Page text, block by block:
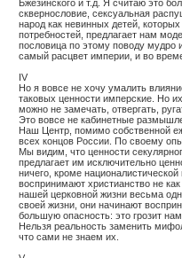
Бжезинского и т.д. Я считаю это
сквернословие, сексуальная
народ как невинных детей,
потребностей, предлагает нам
пословица по этому поводу мудро
самый расцвет империи, и во
IV
Но я вовсе не хочу умалить
таковых ценности имперские. Но
можно не замечать, отвергать,
Это вовсе не кабинетные
Наш Центр, помимо собственной
всех концов России. По своему
Мы видим, что ценности
предлагает им исключительно
ничего, кроме
воспринимают христианство не
нашей церковной жизни весьма
своей жизни, они начинают
большую опасность: это грозит
Нельзя реальность заменить
что сами не знаем их.